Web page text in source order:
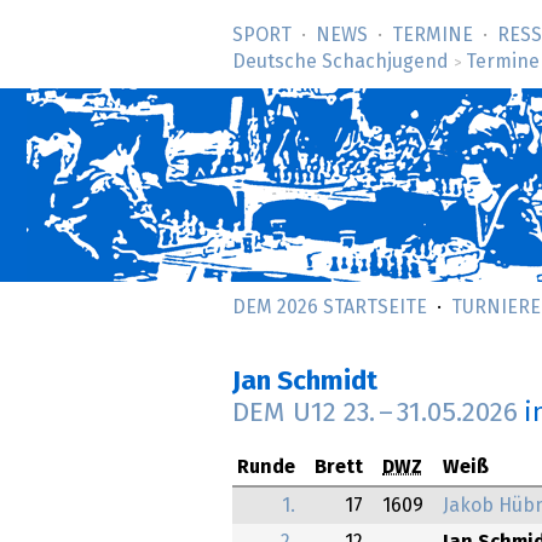
SPORT NEWS TERMINE
Deutsche Schachjugend
> Termine
DEM 2026 STARTSEITE TURNIERE
Jan Schmidt
DEM U12 23. –31.05.2026
Runde Brett DWZ
Weiß
1.
17 1609
Jakob